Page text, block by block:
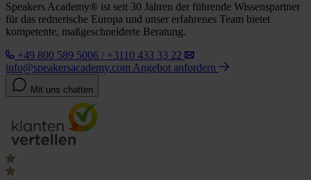
Speakers Academy® ist seit 30 Jahren der führende Wissenspartner
für das rednerische Europa und unser erfahrenes Team bietet
kompetente, maßgeschneiderte Beratung.
+49 800 589 5006 / +3110 433 33 22
info@speakersacademy.com Angebot anfordern
Mit uns chatten